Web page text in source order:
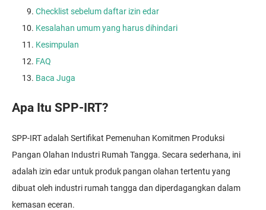
Checklist sebelum daftar izin edar
Kesalahan umum yang harus dihindari
Kesimpulan
FAQ
Baca Juga
Apa Itu SPP-IRT?
SPP-IRT adalah Sertifikat Pemenuhan Komitmen Produksi
Pangan Olahan Industri Rumah Tangga. Secara sederhana, ini
adalah izin edar untuk produk pangan olahan tertentu yang
dibuat oleh industri rumah tangga dan diperdagangkan dalam
kemasan eceran.